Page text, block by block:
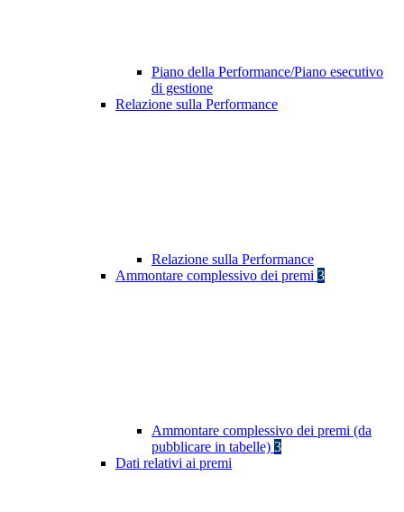
Piano della Performance/Piano esecutivo
di gestione
Relazione sulla Performance
Relazione sulla Performance
Ammontare complessivo dei premi 3
Ammontare complessivo dei premi (da
pubblicare in tabelle) 3
Dati relativi ai premi